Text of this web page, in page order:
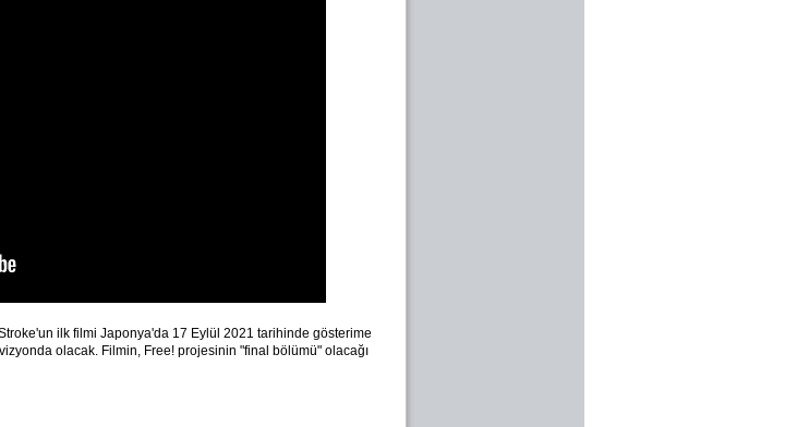
ilk filmi Japonya'da 17 Eylül 2021 tarihinde gösterime
olacak. Filmin, Free! projesinin "final bölümü" olacağı